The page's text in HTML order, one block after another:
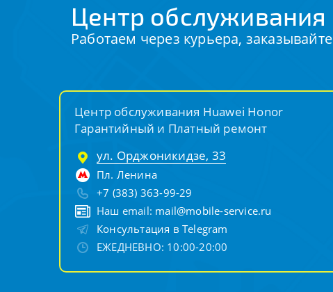
Центр
Работаем через курьера,
Центр обслуживания Huawei Honor
Гарантийный и Платный ремонт
ул. Орджоникидзе, 33
Пл. Ленина
+7 (383) 363-99-29
Наш email: mail@mobile-service.ru
Консультация в Telegram
ЕЖЕДНЕВНО: 10:00-20:00